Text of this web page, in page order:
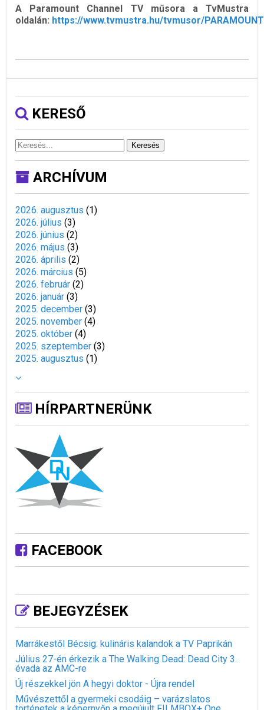
A Paramount Channel TV műsora a TvMustra
oldalán: https://www.tvmustra.hu/tvmusor/PARAMOUNT
KERESŐ
Keresés
ARCHÍVUM
2026. augusztus (1)
2026. július (3)
2026. június (2)
2026. május (3)
2026. április (2)
2026. március (5)
2026. február (2)
2026. január (3)
2025. december (3)
2025. november (4)
2025. október (4)
2025. szeptember (3)
2025. augusztus (1)
HÍRPARTNERÜNK
FACEBOOK
BEJEGYZÉSEK
Marrákestől Bécsig: kulináris kalandok a TV Paprikán
Július 27-én érkezik a The Walking Dead: Dead City 3.
évada az AMC-re
Új részekkel jön A hegyi doktor - Újra rendel
Művészettől a gyermeki csodáig – varázslatos